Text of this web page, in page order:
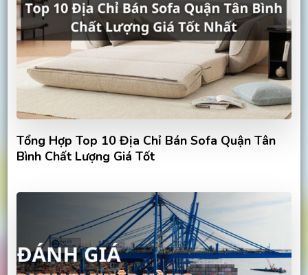
Tổng Hợp Top 10 Địa Chỉ Bán Sofa Quận Tân
Bình Chất Lượng Giá Tốt